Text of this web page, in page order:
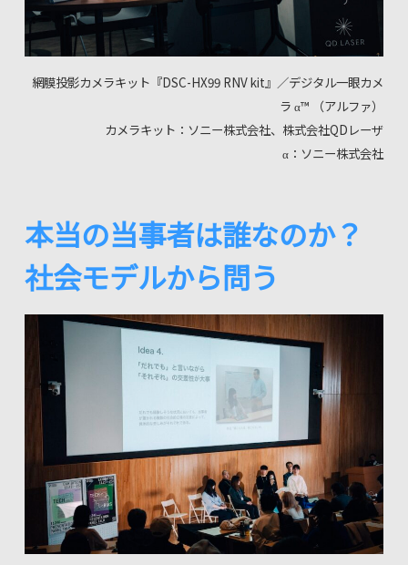
網膜投影カメラキット『DSC-HX99 RNV kit』／デジタル一眼カメ
ラ α™ （アルファ）
カメラキット：ソニー株式会社、株式会社QDレーザ
α：ソニー株式会社
本当の当事者は誰なのか？
社会モデルから問う